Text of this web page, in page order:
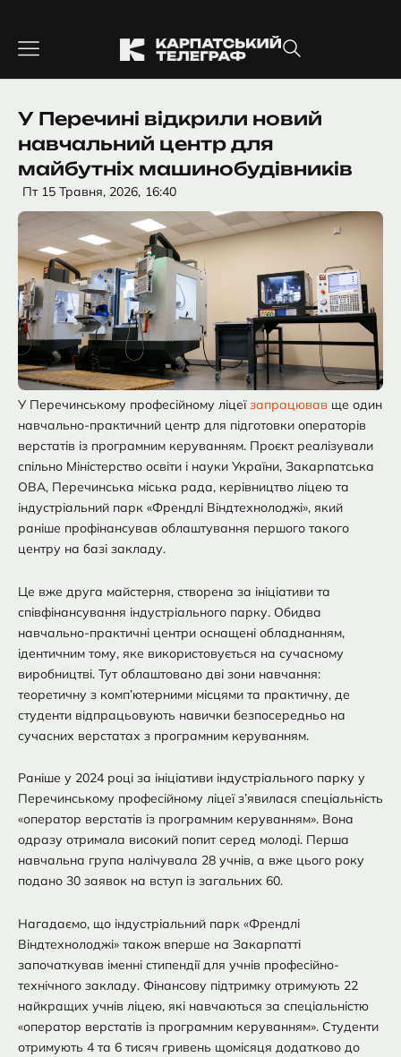
вмісту
У Перечині відкрили новий
навчальний центр для
майбутніх машинобудівників
Пт 15 Травня, 2026, 16:40
У Перечинському професійному ліцеїзапрацював ще один
навчально-практичний центр для підготовки операторів
верстатів із програмним керуванням. Проєкт реалізували
спільно Міністерство освіти і науки України, Закарпатська
ОВА, Перечинська міська рада, керівництво ліцею та
індустріальний парк «Френдлі Віндтехнолоджі», який
раніше профінансував облаштування першого такого
центру на базі закладу.
Це вже друга майстерня, створена за ініціативи та
співфінансування індустріального парку. Обидва
навчально-практичні центри оснащені обладнанням,
ідентичним тому, яке використовується на сучасному
виробництві. Тут облаштовано дві зони навчання:
теоретичну з комп’ютерними місцями та практичну, де
студенти відпрацьовують навички безпосередньо на
сучасних верстатах з програмним керуванням.
Раніше у 2024 році за ініціативи індустріального парку у
Перечинському професійному ліцеї з’явилася спеціальність
«оператор верстатів із програмним керуванням». Вона
одразу отримала високий попит серед молоді. Перша
навчальна група налічувала 28 учнів, а вже цього року
подано 30 заявок на вступ із загальних 60.
Нагадаємо, що індустріальний парк «Френдлі
Віндтехнолоджі» також вперше на Закарпатті
започаткував іменні стипендії для учнів професійно-
технічного закладу. Фінансову підтримку отримують 22
найкращих учнів ліцею, які навчаються за спеціальністю
«оператор верстатів із програмним керуванням». Студенти
отримують 4 та 6 тисяч гривень щомісяця додатково до